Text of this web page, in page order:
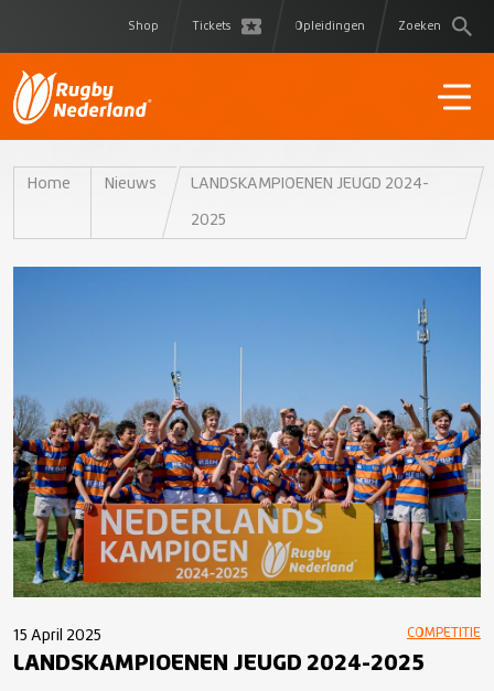
Shop Tickets Opleidingen Zoeken
Home Nieuws LANDSKAMPIOENEN JEUGD 2024-
2025
15 April 2025 COMPETITIE
LANDSKAMPIOENEN JEUGD 2024-2025